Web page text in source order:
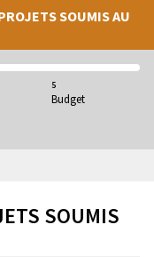
SOUMIS AU
5
Budget
SOUMIS